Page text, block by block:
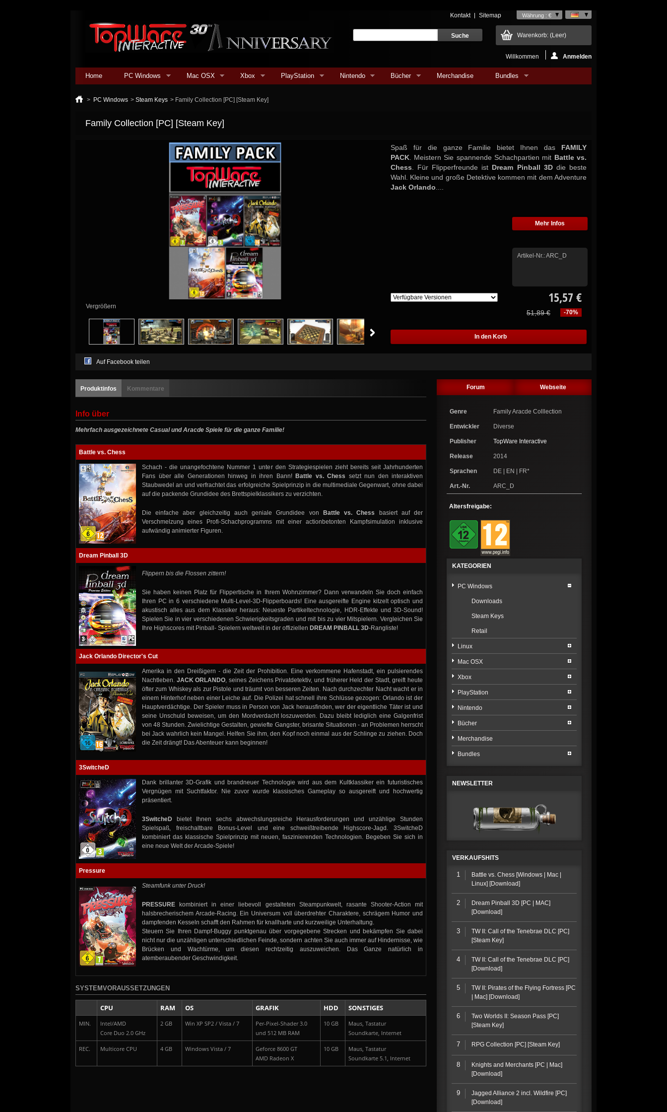
Währung : €
Kontakt Sitemap
Warenkorb: (Leer)
Willkommen Anmelden
Home PC Windows Mac OSX Xbox PlayStation Nintendo Bücher Merchandise Bundles
> PC Windows > Steam Keys > Family Collection [PC] [Steam Key]
Family Collection [PC] [Steam Key]
Vergrößern
Spaß für die ganze Familie bietet Ihnen das FAMILY
PACK. Meistern Sie spannende Schachpartien mit Battle vs.
Chess . Für Flipperfreunde ist Dream Pinball 3Ddie beste
Wahl. Kleine und große Detektive kommen mit dem Adventure
Jack Orlando
Mehr Infos
Artikel-Nr.:ARC_D
15,57 €
-70%
51,89 €
Auf Facebook teilen
Produktinfos Kommentare
Info über
Mehrfach ausgezeichnete Casual und Aracde Spiele für die ganze Familie!
Battle vs. Chess
Schach - die unangefochtene Nummer 1 unter den Strategiespielen zieht bereits seit Jahrhunderten
Fans über alle Generationen hinweg in ihren Bann! Battle vs. Chess setzt nun den interaktiven
Staubwedel an und verfrachtet das erfolgreiche Spielprinzip in die multimediale Gegenwart, ohne dabei
auf die packende Grundidee des Brettspielklassikers zu verzichten.
Die einfache aber gleichzeitig auch geniale Grundidee von Battle vs. Chess basiert auf der
Verschmelzung eines Profi-Schachprogramms mit einer actionbetonten Kampfsimulation inklusive
aufwändig animierter Figuren.
Dream Pinball 3D
Flippern bis die Flossen zittern!
Sie haben keinen Platz für Flippertische in Ihrem Wohnzimmer? Dann verwandeln Sie doch einfach
Ihren PC in 6 verschiedene Multi-Level-3D-Flipperboards! Eine ausgereifte Engine kitzelt optisch und
akustisch alles aus dem Klassiker heraus: Neueste Partikeltechnologie, HDR-Effekte und 3D-Sound!
Spielen Sie in vier verschiedenen Schwierigkeitsgraden und mit bis zu vier Mitspielern. Vergleichen Sie
Ihre Highscores mit Pinball- Spielern weltweit in der offiziellen DREAM PINBALL 3D-Rangliste!
Jack Orlando Director's Cut
Amerika in den Dreißigern - die Zeit der Prohibition. Eine verkommene Hafenstadt, ein pulsierendes
Nachtleben. JACK ORLANDO, seines Zeichens Privatdetektiv, und früherer Held der Stadt, greift heute
öfter zum Whiskey als zur Pistole und träumt von besseren Zeiten. Nach durchzechter Nacht wacht er in
einem Hinterhof neben einer Leiche auf. Die Polizei hat schnell ihre Schlüsse gezogen: Orlando ist der
Hauptverdächtige. Der Spieler muss in Person von Jack herausfinden, wer der eigentliche Täter ist und
seine Unschuld beweisen, um den Mordverdacht loszuwerden. Dazu bleibt lediglich eine Galgenfrist
von 48 Stunden. Zwielichtige Gestalten, gewiefte Gangster, brisante Situationen - an Problemen herrscht
bei Jack wahrlich kein Mangel. Helfen Sie ihm, den Kopf noch einmal aus der Schlinge zu ziehen. Doch
die Zeit drängt! Das Abenteuer kann beginnen!
3SwitcheD
Dank brillanter 3D-Grafik und brandneuer Technologie wird aus dem Kultklassiker ein futuristisches
Vergnügen mit Suchtfaktor. Nie zuvor wurde klassisches Gameplay so ausgereift und hochwertig
präsentiert.
3SwitcheD bietet Ihnen sechs abwechslungsreiche Herausforderungen und unzählige Stunden
Spielspaß, freischaltbare Bonus-Level und eine schweißtreibende Highscore-Jagd. 3SwitcheD
kombiniert das klassische Spielprinzip mit neuen, faszinierenden Technologien. Begeben Sie sich in
eine neue Welt der Arcade-Spiele!
Pressure
Steamfunk unter Druck!
PRESSURE kombiniert in einer liebevoll gestalteten Steampunkwelt, rasante Shooter-Action mit
halsbrecherischem Arcade-Racing. Ein Universum voll überdrehter Charaktere, schrägem Humor und
dampfenden Kesseln schafft den Rahmen für knallharte und kurzweilige Unterhaltung.
Steuern Sie Ihren Dampf-Buggy punktgenau über vorgegebene Strecken und bekämpfen Sie dabei
nicht nur die unzähligen unterschiedlichen Feinde, sondern achten Sie auch immer auf Hindernisse, wie
Brücken und Wachtürme, um diesen rechtzeitig auszuweichen. Das Ganze natürlich in
atemberaubender Geschwindigkeit.
SYSTEMVORAUSSETZUNGEN
CPU RAM OS GRAFIK HDD SONSTIGES
MIN.
Intel/AMD
Core Duo 2.0 GHz
2 GB Win XP SP2 / Vista / 7
Per-Pixel-Shader 3.0
und 512 MB RAM
10 GB
Maus, Tastatur
Soundkarte, Internet
REC. Multicore CPU 4 GB Windows Vista / 7
Geforce 8600 GT
AMD Radeon X
10 GB
Maus, Tastatur
Soundkarte 5.1, Internet
Forum Webseite
Genre Family Aracde Colllection
Entwickler Diverse
Publisher TopWare Interactive
Release 2014
Sprachen DE | EN | FR*
Art.-Nr. ARC_D
Altersfreigabe:
KATEGORIEN
PC Windows
Downloads
Steam Keys
Retail
Linux
Mac OSX
Xbox
PlayStation
Nintendo
Bücher
Merchandise
Bundles
NEWSLETTER
VERKAUFSHITS
1
Battle vs. Chess [Windows | Mac |
Linux] [Download]
2
Dream Pinball 3D [PC | MAC]
[Download]
3
TW II: Call of the Tenebrae DLC [PC]
[Steam Key]
4
TW II: Call of the Tenebrae DLC [PC]
[Download]
5
TW II: Pirates of the Flying Fortress [PC
| Mac] [Download]
6
Two Worlds II: Season Pass [PC]
[Steam Key]
7 RPG Collection [PC] [Steam Key]
8
Knights and Merchants [PC | Mac]
[Download]
9
Jagged Alliance 2 incl. Wildfire [PC]
[Download]